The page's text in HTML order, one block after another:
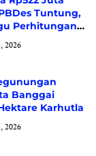
Tuntung,
Perhitungan
2026
Banggai
Karhutla
2026